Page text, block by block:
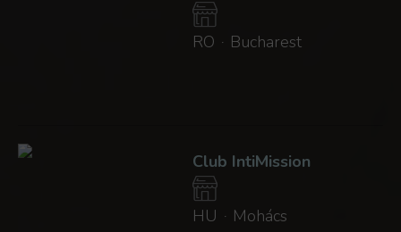
RO · Bucharest
Club IntiMission
HU · Mohács